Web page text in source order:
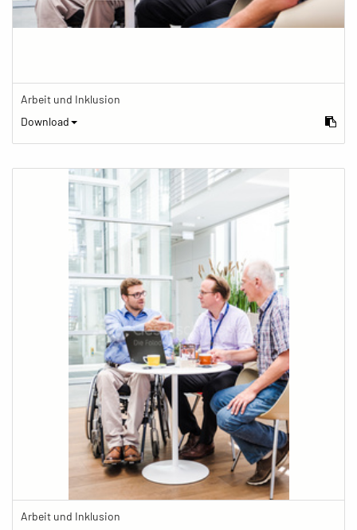
Arbeit und Inklusion
Download
Arbeit und Inklusion